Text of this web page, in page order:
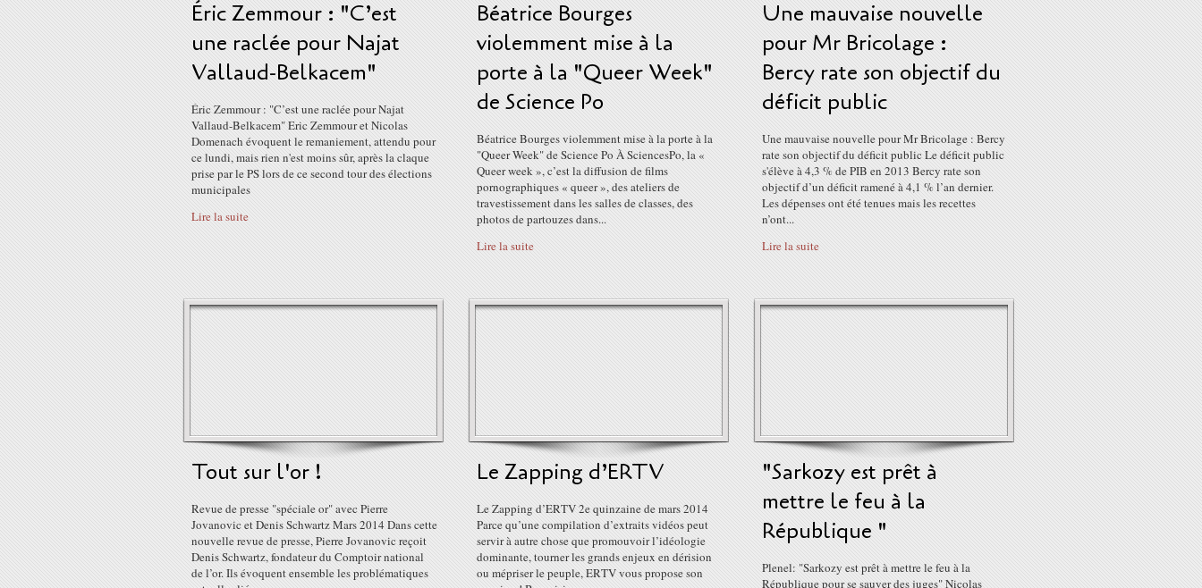
Éric Zemmour : "C’est
une raclée pour Najat
Vallaud-Belkacem"
Éric Zemmour : "C’est une raclée pour Najat
Vallaud-Belkacem" Eric Zemmour et Nicolas
Domenach évoquent le remaniement, attendu pour
ce lundi, mais rien n'est moins sûr, après la claque
prise par le PS lors de ce second tour des élections
municipales
Lire la suite
Béatrice Bourges
violemment mise à la
porte à la "Queer Week"
de Science Po
Béatrice Bourges violemment mise à la porte à la
"Queer Week" de Science Po À SciencesPo, la «
Queer week », c’est la diffusion de films
pornographiques « queer », des ateliers de
travestissement dans les salles de classes, des
photos de partouzes dans...
Lire la suite
Une mauvaise nouvelle
pour Mr Bricolage :
Bercy rate son objectif du
déficit public
Une mauvaise nouvelle pour Mr Bricolage : Bercy
rate son objectif du déficit public Le déficit public
s'élève à 4,3 % de PIB en 2013 Bercy rate son
objectif d’un déficit ramené à 4,1 % l’an dernier.
Les dépenses ont été tenues mais les recettes
n’ont...
Lire la suite
Tout sur l'or !
Revue de presse "spéciale or" avec Pierre
Jovanovic et Denis Schwartz Mars 2014 Dans cette
nouvelle revue de presse, Pierre Jovanovic reçoit
Denis Schwartz, fondateur du Comptoir national
de l’or. Ils évoquent ensemble les problématiques
Le Zapping d’ERTV
Le Zapping d’ERTV 2e quinzaine de mars 2014
Parce qu’une compilation d’extraits vidéos peut
servir à autre chose que promouvoir l’idéologie
dominante, tourner les grands enjeux en dérision
ou mépriser le peuple, ERTV vous propose son
"Sarkozy est prêt à
mettre le feu à la
République "
Plenel: "Sarkozy est prêt à mettre le feu à la
République pour se sauver des juges" Nicolas